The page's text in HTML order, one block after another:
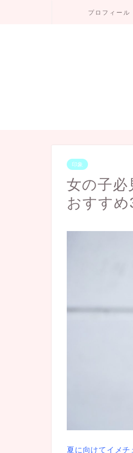
プロフィール
印象
女の子必
おすす
夏に向けてイメ